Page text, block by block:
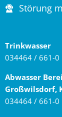
Störung
Trinkwasser
034464 / 661-0
Abwasser
Großwilsdorf,
034464 / 661-0